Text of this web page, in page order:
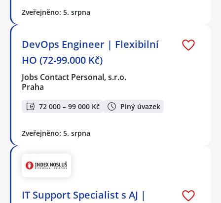
Zveřejněno: 5. srpna
DevOps Engineer | Flexibilní
HO (72-99.000 Kč)
Jobs Contact Personal, s.r.o.
Praha
72 000 – 99 000 Kč Plný úvazek
Zveřejněno: 5. srpna
IT Support Specialist s AJ |